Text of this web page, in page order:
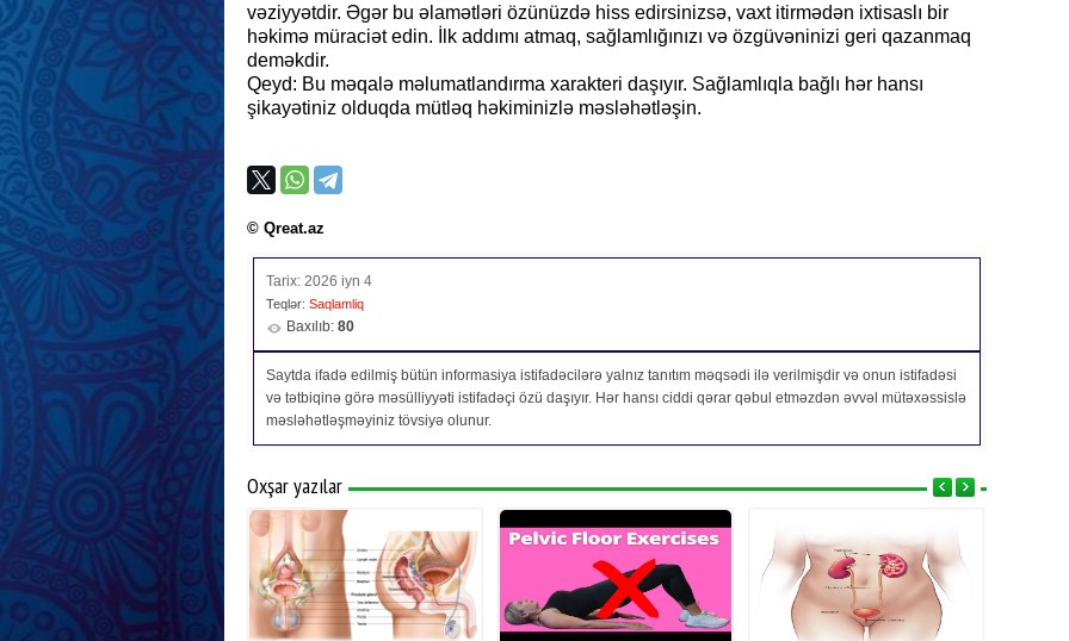
vəziyyətdir. Əgər bu əlamətləri özünüzdə hiss edirsinizsə, vaxt itirmədən ixtisaslı bir
həkimə müraciət edin. İlk addımı atmaq, sağlamlığınızı və özgüvəninizi geri qazanmaq
deməkdir.
Qeyd: Bu məqalə məlumatlandırma xarakteri daşıyır. Sağlamlıqla bağlı hər hansı
şikayətiniz olduqda mütləq həkiminizlə məsləhətləşin.
© Qreat.az
Tarix: 2026 iyn 4
Teqlər: Saqlamliq
Baxılıb: 80
Saytda ifadə edilmiş bütün informasiya istifadəcilərə yalnız tanıtım məqsədi ilə verilmişdir və onun istifadəsi
və tətbiqinə görə məsülliyyəti istifadəçi özü daşıyır. Hər hansı ciddi qərar qəbul etməzdən əvvəl mütəxəssislə
məsləhətləşməyiniz tövsiyə olunur.
Oxşar yazılar